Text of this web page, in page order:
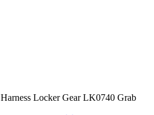
Harness Locker Gear LK0740 Grab